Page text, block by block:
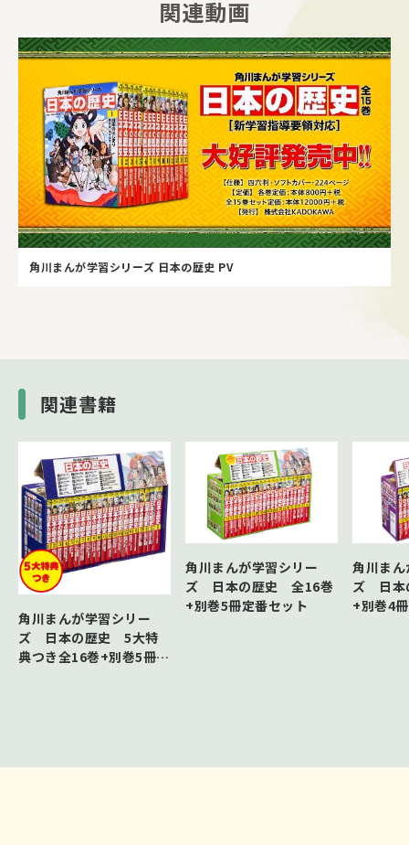
関連動画
角川まんが学習シリーズ 日本の歴史 PV
関連書籍
角川まんが学習シリー
ズ 日本の歴史 5大特
典つき全16巻+別巻5冊セ
角川まんが学習シリー
ズ 日本の歴史 全16巻
+別巻5冊定番セット
角川ま
ズ 日本
+別巻4